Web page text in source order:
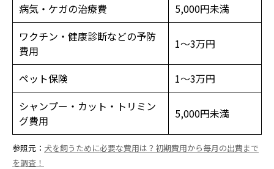
病気・ケガの治療費
5,000円未満
ワクチン・健康診断などの予防
費用
1～3万円
ペット保険
1～3万円
シャンプー・カット・トリミン
グ費用
5,000円未満
参照元： 犬を飼うために必要な費用は？初期費用から毎月の出費まで
を調査！